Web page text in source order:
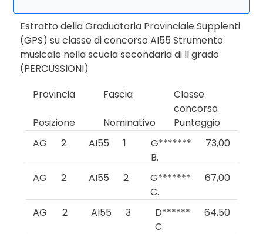
Estratto della Graduatoria Provinciale Supplenti
(GPS) su classe di concorso AI55 Strumento
musicale nella scuola secondaria di II grado
(PERCUSSIONI)
Provincia
Fascia
Classe
concorso
Posizione
Nominativo
Punteggio
AG
2 AI55 1
G*******
B.
73,00
AG 2 AI55 2
G*******
C.
67,00
AG 2 AI55 3
D******
C.
64,50